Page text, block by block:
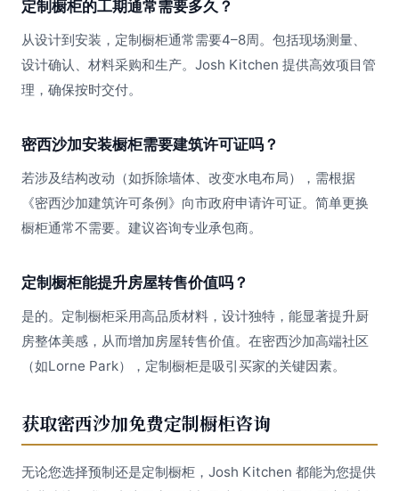
定制橱柜的工期通常需要多久？
从设计到安装，定制橱柜通常需要4–8周。包括现场测量、
设计确认、材料采购和生产。Josh Kitchen 提供高效项目管
理，确保按时交付。
密西沙加安装橱柜需要建筑许可证吗？
若涉及结构改动（如拆除墙体、改变水电布局），需根据
《密西沙加建筑许可条例》向市政府申请许可证。简单更换
橱柜通常不需要。建议咨询专业承包商。
定制橱柜能提升房屋转售价值吗？
是的。定制橱柜采用高品质材料，设计独特，能显著提升厨
房整体美感，从而增加房屋转售价值。在密西沙加高端社区
（如Lorne Park），定制橱柜是吸引买家的关键因素。
获取密西沙加免费定制橱柜咨询
无论您选择预制还是定制橱柜，Josh Kitchen 都能为您提供